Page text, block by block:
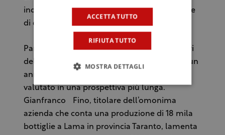
industriale e molto meno agricola. È come se
di desse meno importanza alla viticultura”.
Parere positivo da parte di alcuni produttori
della Puglia, che considerano questo come un
anno di transizione, di rodaggio, che va
valutato in una prospettiva più lunga.
Gianfranco Fino, titolare dell’omonima
azienda che conta una produzione di 18 mila
bottiglie a Lama in provincia Taranto, lamenta
ACCETTA TUTTO
RIFIUTA TUTTO
MOSTRA DETTAGLI